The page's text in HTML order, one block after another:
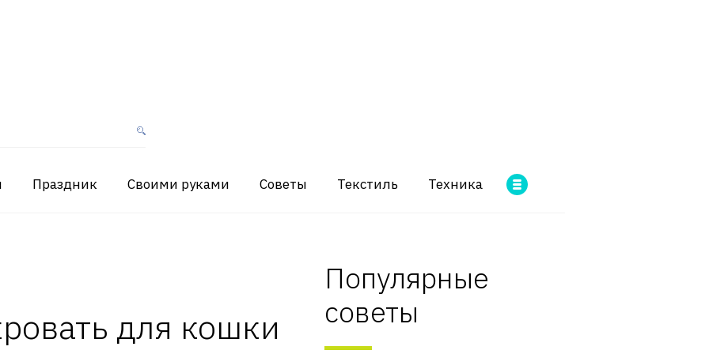
Праздник Своими руками Советы Текстиль Техника
для кошки
Популярные
советы